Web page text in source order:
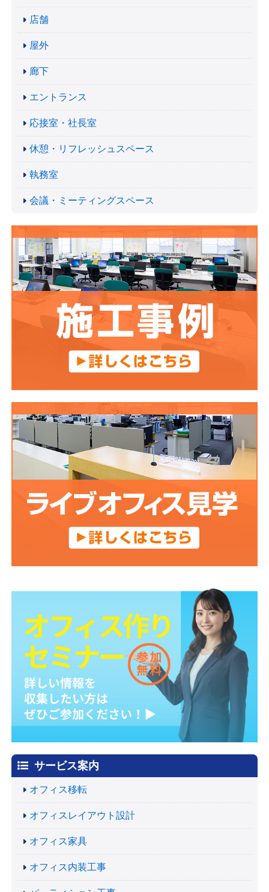
店舗
屋外
廊下
エントランス
応接室・社長室
休憩・リフレッシュスペース
執務室
会議・ミーティングスペース
サービス案内
オフィス移転
オフィスレイアウト設計
オフィス家具
オフィス内装工事